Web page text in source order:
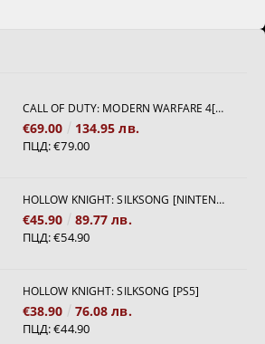
CALL OF DUTY: MODERN WARFARE 4[PS5]
€69.00 134.95 лв.
ПЦД:€79.00
HOLLOW KNIGHT: SILKSONG [NINTENDO SWITCH 2]
€45.90 89.77 лв.
ПЦД:€54.90
HOLLOW KNIGHT: SILKSONG [PS5]
€38.90 76.08 лв.
ПЦД:€44.90